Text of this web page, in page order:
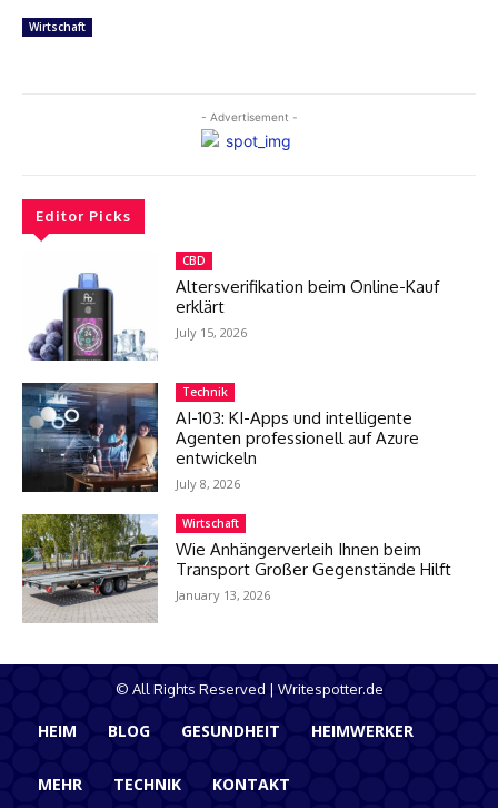
Wirtschaft
- Advertisement -
Editor Picks
CBD
Altersverifikation beim Online-Kauf
erklärt
July 15, 2026
Technik
AI-103: KI-Apps und intelligente
Agenten professionell auf Azure
entwickeln
July 8, 2026
Wirtschaft
Wie Anhängerverleih Ihnen beim
Transport Großer Gegenstände Hilft
January 13, 2026
© All Rights Reserved | Writespotter.de
HEIM BLOG GESUNDHEIT HEIMWERKER
MEHR TECHNIK KONTAKT